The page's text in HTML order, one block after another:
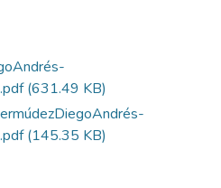
(631.49 KB)
(145.35 KB)